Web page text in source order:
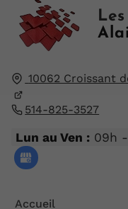
10062 Croissant
514-825-3527
Lun au Ven :09h -
Accueil